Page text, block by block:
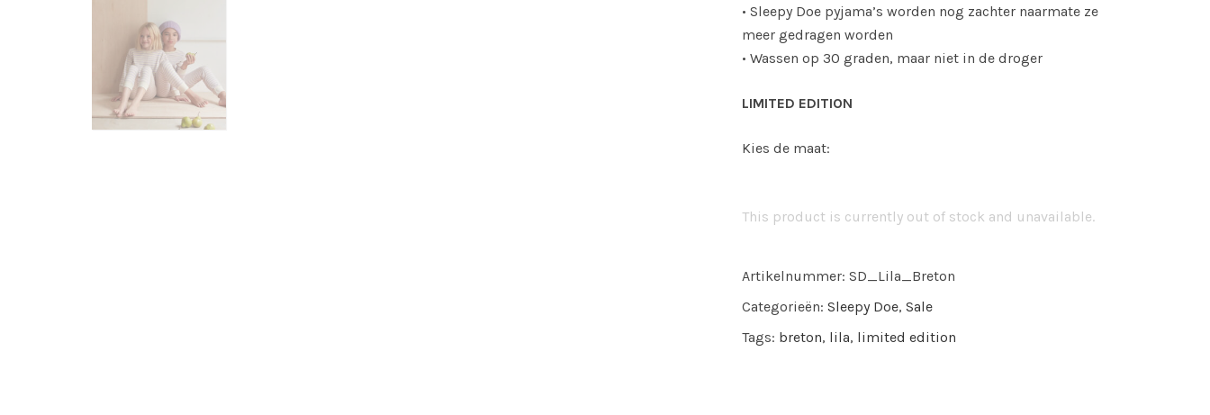
• Sleepy Doe pyjama’s worden nog zachter naarmate ze
meer gedragen worden
• Wassen op 30 graden, maar niet in de droger
LIMITED EDITION
Kies de maat:
This product is currently out of stock and unavailable.
Artikelnummer: SD_Lila_Breton
Categorieën: Sleepy Doe, Sale
Tags: breton, lila, limited edition